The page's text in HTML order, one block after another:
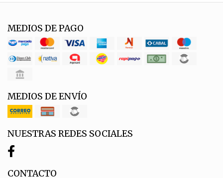
MEDIOS DE PAGO
MEDIOS DE ENVÍO
NUESTRAS REDES SOCIALES
CONTACTO